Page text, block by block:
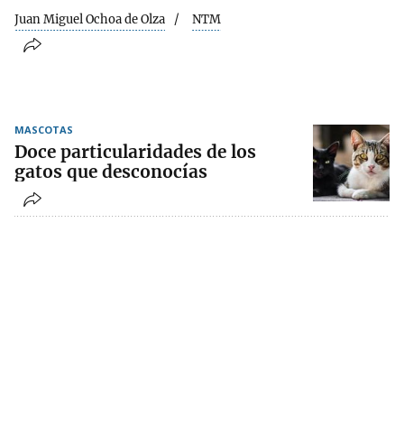
Juan Miguel Ochoa de Olza NTM
MASCOTAS
Doce particularidades de los
gatos que desconocías